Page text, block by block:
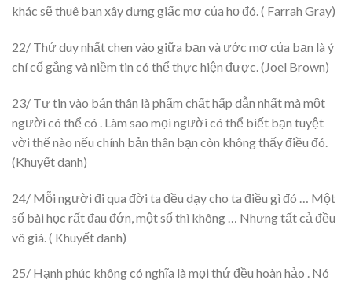
khác sẽ thuê bạn xây dựng giấc mơ của họ đó. ( Farrah Gray)
22/ Thứ duy nhất chen vào giữa bạn và ước mơ của bạn là ý
chí cố gắng và niềm tin có thể thực hiện được. (Joel Brown)
23/ Tự tin vào bản thân là phẩm chất hấp dẫn nhất mà một
người có thể có . Làm sao mọi người có thể biết bạn tuyệt
vời thế nào nếu chính bản thân bạn còn không thấy điều đó.
(Khuyết danh)
24/ Mỗi người đi qua đời ta đều dạy cho ta điều gì đó … Một
số bài học rất đau đớn, một số thì không … Nhưng tất cả đều
vô giá. ( Khuyết danh)
25/ Hạnh phúc không có nghĩa là mọi thứ đều hoàn hảo . Nó